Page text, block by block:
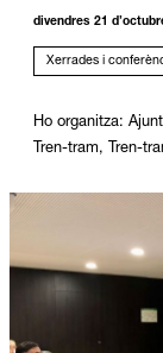
divendres 21
Xerrades i
Ho organitza:
Tren-tram, Tren-